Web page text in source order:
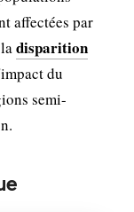
affectées par
disparition
du
semi-